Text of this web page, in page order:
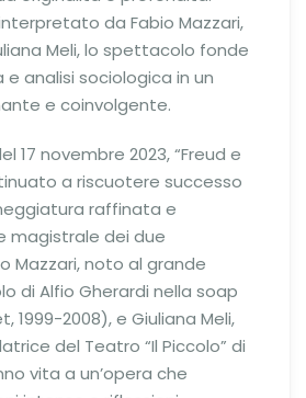
da Fabio Mazzari,
Meli, lo spettacolo fonde
analisi sociologica in un
e coinvolgente.
17 novembre 2023, “Freud e
a riscuotere successo
raffinata e
magistrale dei due
Mazzari, noto al grande
di Alfio Gherardi nella soap
1999-2008), e Giuliana Meli,
del Teatro “Il Piccolo” di
vita a un’opera che